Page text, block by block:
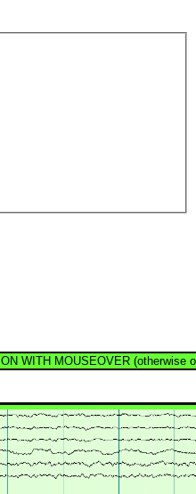
ON WITH MOUSEOVER (otherwise